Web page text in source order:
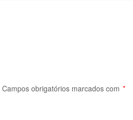
Campos obrigatórios marcados com *